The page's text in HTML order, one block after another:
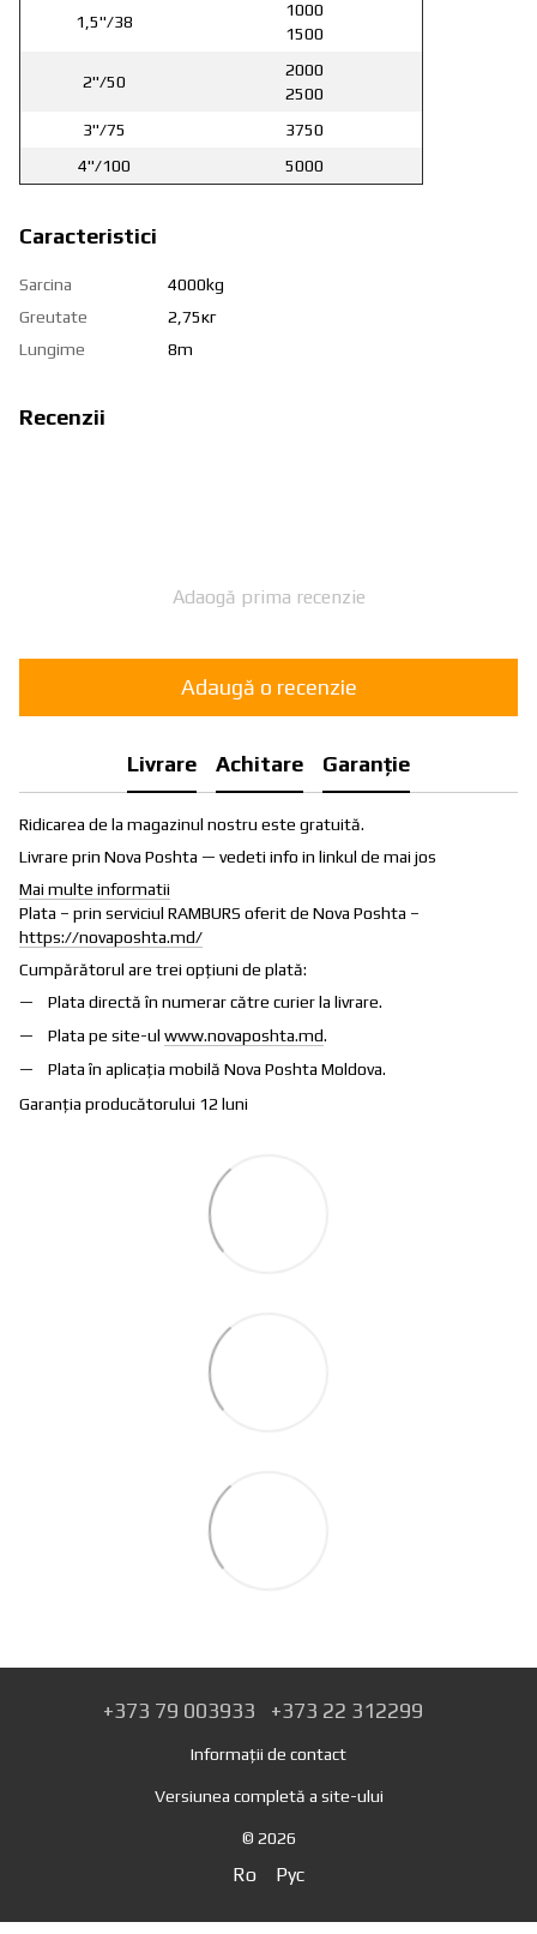
1,5"/38
1000
1500
2"/50
2000
2500
3"/75
3750
4"/100
5000
Caracteristici
Sarcina
4000kg
Greutate
2,75кг
Lungime
8m
Recenzii
Adaogă prima recenzie
Adaugă o recenzie
Livrare Achitare Garanție
Ridicarea de la magazinul nostru este gratuită.
Livrare prin Nova Poshta — vedeti info in linkul de mai jos
Mai multe informatii
Plata – prin serviciul RAMBURS oferit de Nova Poshta –
https://novaposhta.md/
Cumpărătorul are trei opțiuni de plată:
Plata directă în numerar către curier la livrare.
Plata pe site-ul www.novaposhta.md.
Plata în aplicația mobilă Nova Poshta Moldova.
Garanția producătorului 12 luni
+373 79 003933 +373 22 312299
Informații de contact
Versiunea completă a site-ului
© 2026
Ro Рус